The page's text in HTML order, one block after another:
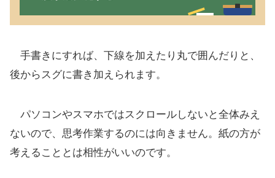
手書きにすれば、下線を加えたり丸で囲んだりと、
後からスグに書き加えられます。
パソコンやスマホではスクロールしないと全体みえ
ないので、思考作業するのには向きません。紙の方が
考えることとは相性がいいのです。